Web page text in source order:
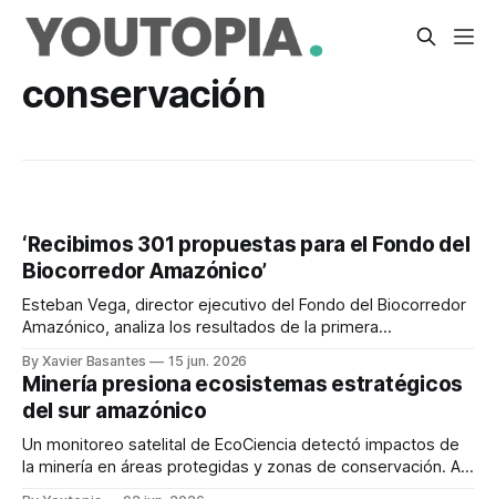
conservación
‘Recibimos 301 propuestas para el Fondo del
Biocorredor Amazónico’
Esteban Vega, director ejecutivo del Fondo del Biocorredor
Amazónico, analiza los resultados de la primera
By Xavier Basantes 15 jun. 2026
Minería presiona ecosistemas estratégicos
del sur amazónico
Un monitoreo satelital de EcoCiencia detectó impactos de
la minería en áreas protegidas y zonas de conservación. Al